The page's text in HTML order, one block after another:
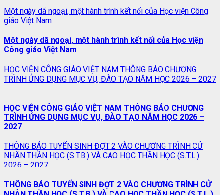
Một ngày dã ngoại, một hành trình kết nối của Học viện Công
giáo Việt Nam
Một ngày dã ngoại, một hành trình kết nối của Học viện
Công giáo Việt Nam
HỌC VIỆN CÔNG GIÁO VIỆT NAM THÔNG BÁO CHƯƠNG
TRÌNH ỨNG DỤNG MỤC VỤ, ĐÀO TẠO NĂM HỌC 2026 – 2027
HỌC VIỆN CÔNG GIÁO VIỆT NAM THÔNG BÁO CHƯƠNG
TRÌNH ỨNG DỤNG MỤC VỤ, ĐÀO TẠO NĂM HỌC 2026 –
2027
THÔNG BÁO TUYỂN SINH ĐỢT 2 VÀO CHƯƠNG TRÌNH CỬ
NHÂN THẦN HỌC (S.T.B.) VÀ CAO HỌC THẦN HỌC (S.T.L.)
2026 – 2027
THÔNG BÁO TUYỂN SINH ĐỢT 2 VÀO CHƯƠNG TRÌNH CỬ